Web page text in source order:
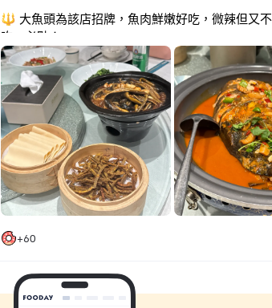
🔱 大魚頭為該店招牌，魚肉鮮嫩好吃，微辣但又
吃。必點！
🔱 長魚軟兜，也就是我們所謂的鱔魚，是淮安的
外，還有烤黃鱔魚骨，包入豆皮吃很有意思 😋 必
🔱 五花肉選用的是黒豬肉，油花飽滿，肉質扎實
🔱 銀魚蒸蛋，有點類似我們的「姆拉魚」蒸蛋，
🔱 小龍蝦🦞
最近又到了小龍蝦的季節，我們各點了兩斤十三
😂😂😂 這道普普
+60